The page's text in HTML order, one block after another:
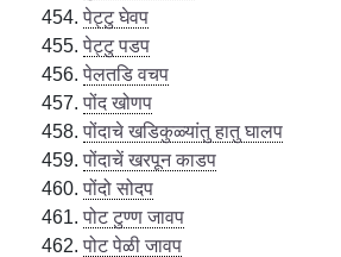
पेट्टु घेवप
पेट्टु पडप
पेलतडि वचप
पोंद खोणप
पोंदाचे खडिकुळ्यांतु हातु घालप
पोंदाचें खरपून काडप
पोंदो सोदप
पोट टुण्ण जावप
पोट पेळी जावप